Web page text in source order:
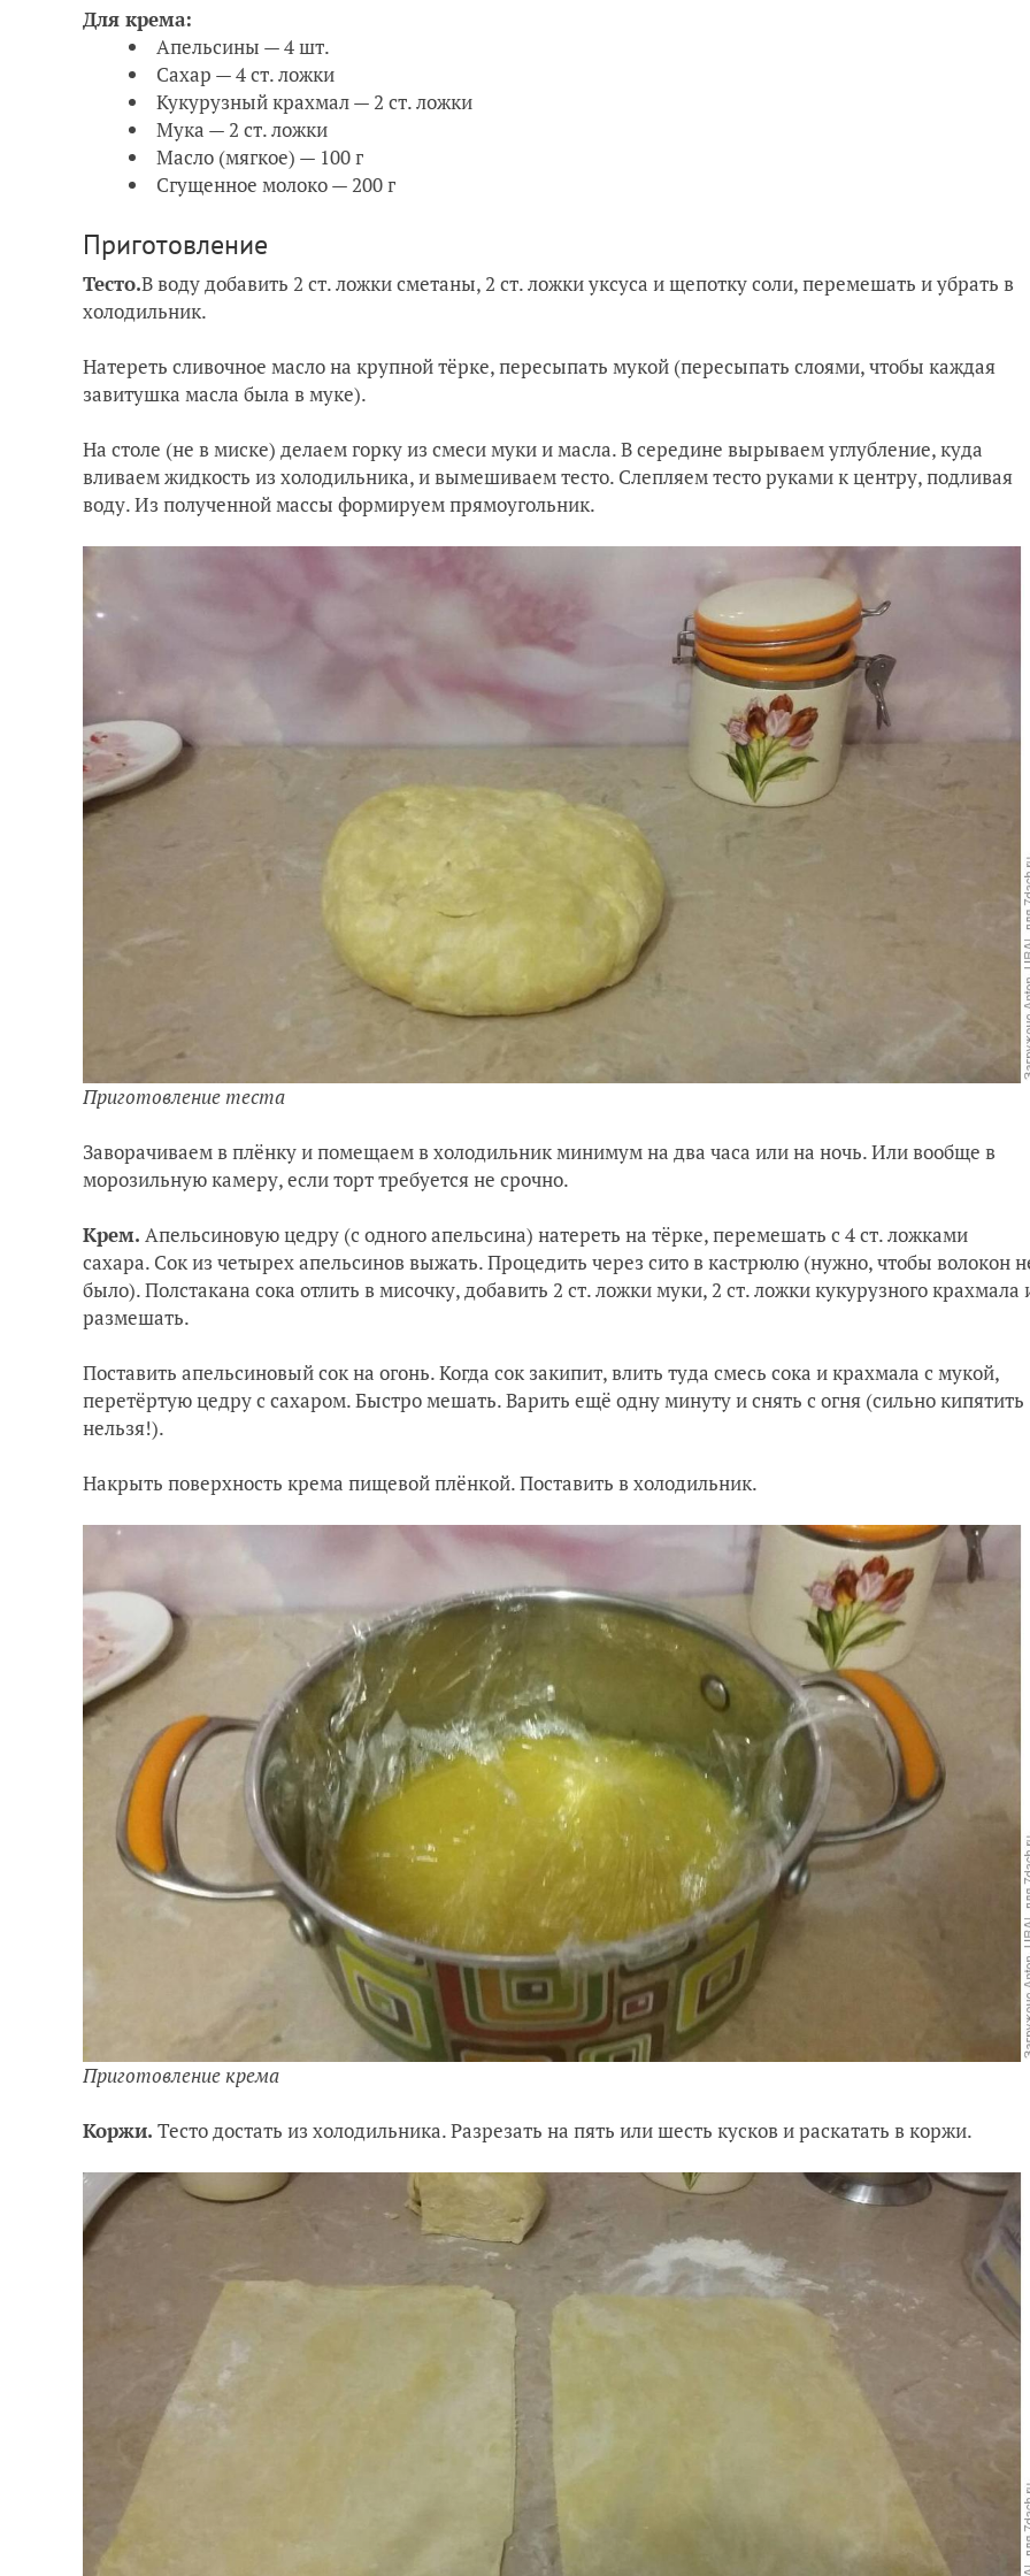
Для крема:
Апельсины — 4 шт.
Сахар — 4 ст. ложки
Кукурузный крахмал — 2 ст. ложки
Мука — 2 ст. ложки
Масло (мягкое) — 100 г
Сгущенное молоко — 200 г
Приготовление
Тесто.В воду добавить 2 ст. ложки сметаны, 2 ст. ложки уксуса и щепотку соли, перемешать и убрать в
холодильник.
Натереть сливочное масло на крупной тёрке, пересыпать мукой (пересыпать слоями, чтобы каждая
завитушка масла была в муке).
На столе (не в миске) делаем горку из смеси муки и масла. В середине вырываем углубление, куда
вливаем жидкость из холодильника, и вымешиваем тесто. Слепляем тесто руками к центру, подливая
воду. Из полученной массы формируем прямоугольник.
Приготовление теста
Заворачиваем в плёнку и помещаем в холодильник минимум на два часа или на ночь. Или вообще в
морозильную камеру, если торт требуется не срочно.
Крем. Апельсиновую цедру (с одного апельсина) натереть на тёрке, перемешать с 4 ст. ложками
сахара. Сок из четырех апельсинов выжать. Процедить через сито в кастрюлю (нужно, чтобы волокон
было). Полстакана сока отлить в мисочку, добавить 2 ст. ложки муки, 2 ст. ложки кукурузного крахмала
размешать.
Поставить апельсиновый сок на огонь. Когда сок закипит, влить туда смесь сока и крахмала с мукой,
перетёртую цедру с сахаром. Быстро мешать. Варить ещё одну минуту и снять с огня (сильно кипятить
нельзя!).
Накрыть поверхность крема пищевой плёнкой. Поставить в холодильник.
Приготовление крема
Коржи. Тесто достать из холодильника. Разрезать на пять или шесть кусков и раскатать в коржи.